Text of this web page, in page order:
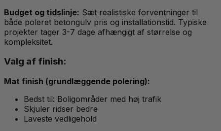
Budget og tidslinje: Sæt realistiske forventninger til
både poleret betongulv pris og installationstid. Typiske
projekter tager 3-7 dage afhængigt af størrelse og
kompleksitet.
Valg af finish:
Mat finish (grundlæggende polering):
Bedst til: Boligområder med høj trafik
Skjuler ridser bedre
Laveste vedligehold